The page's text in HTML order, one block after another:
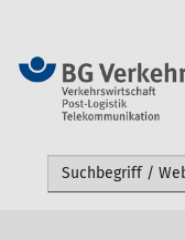
Webseite durchsuchen